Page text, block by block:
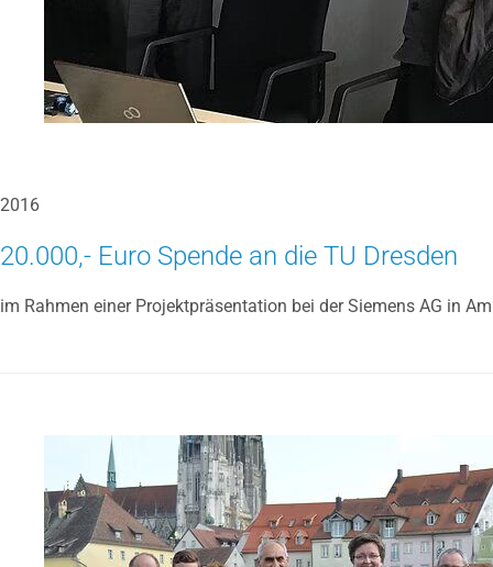
2016
20.000,- Euro Spende an die TU Dresden
im Rahmen einer Projektpräsentation bei der Siemens AG in